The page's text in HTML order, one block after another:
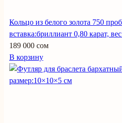
Кольцо из белого золота 750
вставка:бриллиант 0,80 карат,
189 000 сом
В корзину